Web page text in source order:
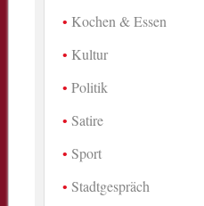
Kochen & Essen
Kultur
Politik
Satire
Sport
Stadtgespräch